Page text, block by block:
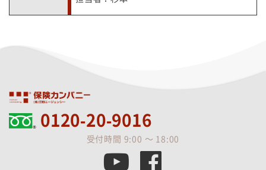
0120-20-9016
受付時間 9:00 ～ 18:00